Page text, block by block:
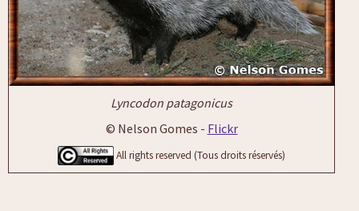
Lyncodon patagonicus
© Nelson Gomes - Flickr
All rights reserved (Tous droits réservés)